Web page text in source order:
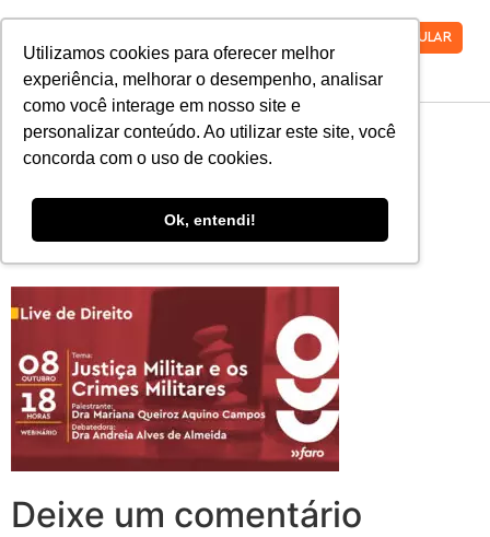
Utilizamos cookies para oferecer melhor
experiência, melhorar o desempenho, analisar
como você interage em nosso site e
personalizar conteúdo. Ao utilizar este site, você
concorda com o uso de cookies.
Ok, entendi!
VESTIBULAR
WhatsApp Image
2020-09-28 at
16.35.51
Deixe um comentário